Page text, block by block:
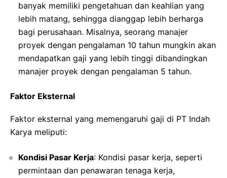
banyak memiliki pengetahuan dan keahlian yang
lebih matang, sehingga dianggap lebih berharga
bagi perusahaan. Misalnya, seorang manajer
proyek dengan pengalaman 10 tahun mungkin akan
mendapatkan gaji yang lebih tinggi dibandingkan
manajer proyek dengan pengalaman 5 tahun.
Faktor Eksternal
Faktor eksternal yang memengaruhi gaji di PT Indah
Karya meliputi:
Kondisi Pasar Kerja: Kondisi pasar kerja, seperti
permintaan dan penawaran tenaga kerja,